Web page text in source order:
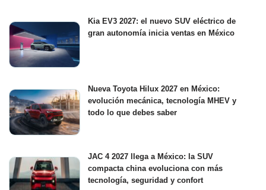
Kia EV3 2027: el nuevo SUV eléctrico de
gran autonomía inicia ventas en México
Nueva Toyota Hilux 2027 en México:
evolución mecánica, tecnología MHEV y
todo lo que debes saber
JAC 4 2027 llega a México: la SUV
compacta china evoluciona con más
tecnología, seguridad y confort